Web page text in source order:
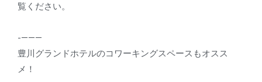
覧ください。
-———
豊川グランドホテルのコワーキングスペースもオスス
メ！